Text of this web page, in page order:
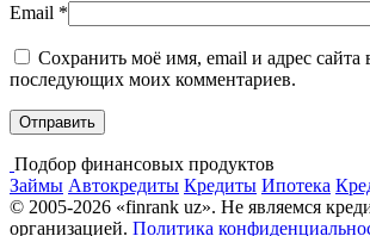
Email *
Сохранить моё имя, email и адрес сайта
последующих моих комментариев.
Подбор финансовых продуктов
Займы Автокредиты Кредиты Ипотека
© 2005-2026 «finrank uz». Не являемся
организацией. Политика